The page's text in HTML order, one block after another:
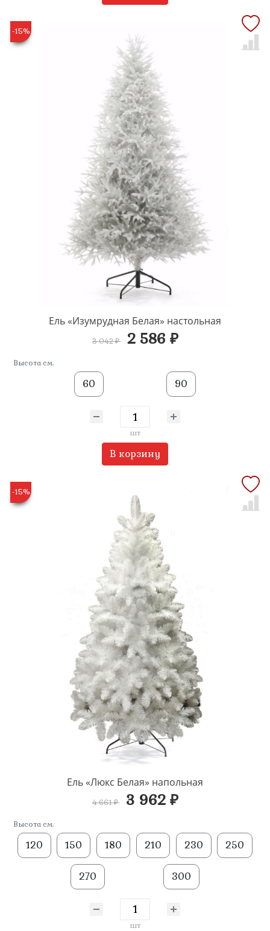
-15%
Ель «Изумрудная Белая» настольная
3 042 ₽ 2 586 ₽
Высота см.
60 90
шт
В корзину
-15%
Ель «Люкс Белая» напольная
4 661 ₽ 3 962 ₽
Высота см.
120 150 180 210 230 250
270 300
шт